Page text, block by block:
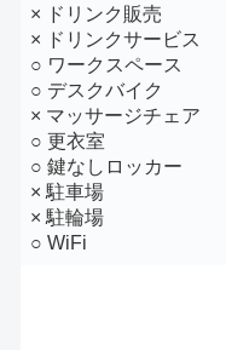
× ドリンク販売
× ドリンクサービス
○ ワークスペース
○ デスクバイク
× マッサージチェア
○ 更衣室
○ 鍵なしロッカー
× 駐車場
× 駐輪場
○ WiFi